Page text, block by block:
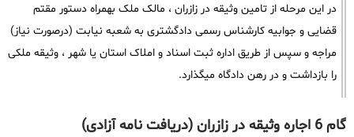
در این مرحله از تامین وثیقه در زازران ، مالک ملک بهمراه دستور مقتم
قضایی و جوابیه کارشناس رسمی دادگشتری به شعبه نیابت (درصورت نیاز)
مراجه و سپس از طریق اداره ثبت اسناد و املاک استان یا شهر ، وثیقه ملکی
را بازداشت و در رهن دادگاه میگذارد.
گام 6 اجاره وثیقه در زازران (دریافت نامه آزادی)